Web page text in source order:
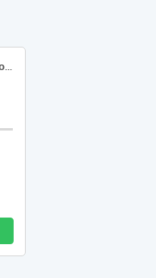
Код ДК 021:2015: 31710000-6 - Електронне обладнання (Плата ініціації Маріуполь V2.1.)